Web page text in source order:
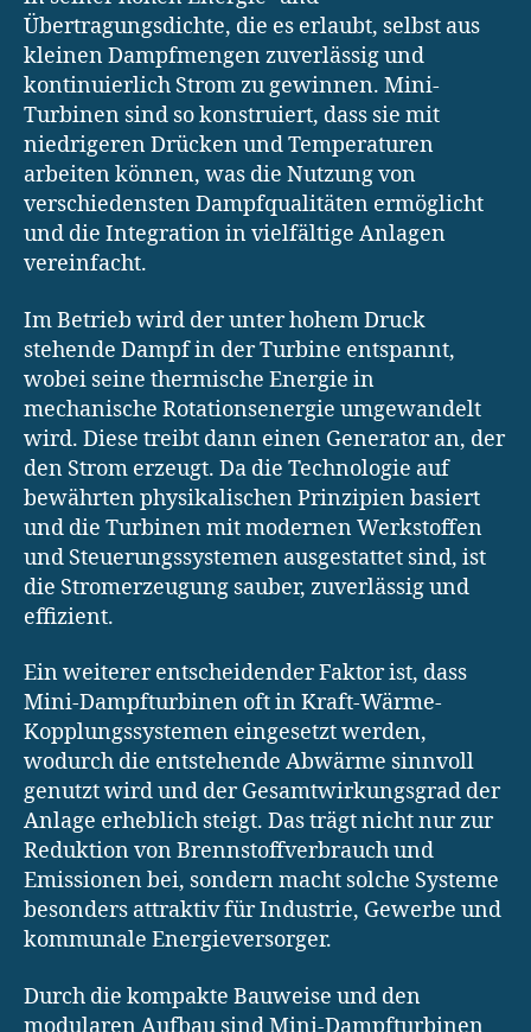
Übertragungsdichte, die es erlaubt, selbst aus
kleinen Dampfmengen zuverlässig und
kontinuierlich Strom zu gewinnen. Mini-
Turbinen sind so konstruiert, dass sie mit
niedrigeren Drücken und Temperaturen
arbeiten können, was die Nutzung von
verschiedensten Dampfqualitäten ermöglicht
und die Integration in vielfältige Anlagen
vereinfacht.
Im Betrieb wird der unter hohem Druck
stehende Dampf in der Turbine entspannt,
wobei seine thermische Energie in
mechanische Rotationsenergie umgewandelt
wird. Diese treibt dann einen Generator an, der
den Strom erzeugt. Da die Technologie auf
bewährten physikalischen Prinzipien basiert
und die Turbinen mit modernen Werkstoffen
und Steuerungssystemen ausgestattet sind, ist
die Stromerzeugung sauber, zuverlässig und
effizient.
Ein weiterer entscheidender Faktor ist, dass
Mini-Dampfturbinen oft in Kraft-Wärme-
Kopplungssystemen eingesetzt werden,
wodurch die entstehende Abwärme sinnvoll
genutzt wird und der Gesamtwirkungsgrad der
Anlage erheblich steigt. Das trägt nicht nur zur
Reduktion von Brennstoffverbrauch und
Emissionen bei, sondern macht solche Systeme
besonders attraktiv für Industrie, Gewerbe und
kommunale Energieversorger.
Durch die kompakte Bauweise und den